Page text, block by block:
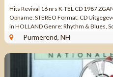
Hits Revival 16 nrs K-TEL CD 1987
Opname: STEREO Format: CD
in HOLLAND Genre: Rhythm & Blues,
Tracklist CD ...
Purmerend, NH